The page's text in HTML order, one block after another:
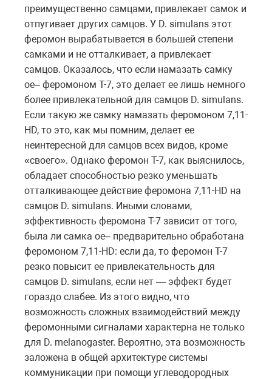
преимущественно самцами, привлекает самок и
отпугивает других самцов. У D. simulans этот
феромон вырабатывается в большей степени
самками и не отталкивает, а привлекает
самцов. Оказалось, что если намазать самку
oe– феромоном T-7, это делает ее лишь немного
более привлекательной для самцов D. simulans.
Если такую же самку намазать феромоном 7,11-
HD, то это, как мы помним, делает ее
неинтересной для самцов всех видов, кроме
«своего». Однако феромон T-7, как выяснилось,
обладает способностью резко уменьшать
отталкивающее действие феромона 7,11-HD на
самцов D. simulans. Иными словами,
эффективность феромона T-7 зависит от того,
была ли самка oe– предварительно обработана
феромоном 7,11-HD: если да, то феромон Т-7
резко повысит ее привлекательность для
самцов D. simulans, если нет — эффект будет
гораздо слабее. Из этого видно, что
возможность сложных взаимодействий между
феромонными сигналами характерна не только
для D. melanogaster. Вероятно, эта возможность
заложена в общей архитектуре системы
коммуникации при помощи углеводородных